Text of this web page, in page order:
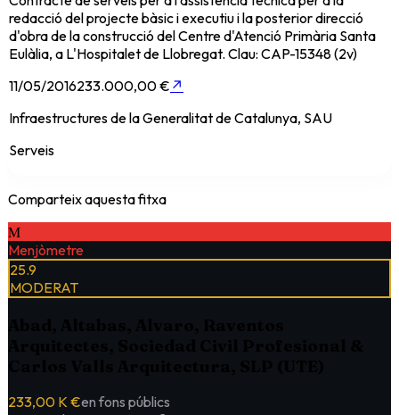
redacció del projecte bàsic i executiu i la posterior direcció
d'obra de la construcció del Centre d'Atenció Primària Santa
Eulàlia, a L'Hospitalet de Llobregat. Clau: CAP-15348 (2v)
11/05/2016233.000,00 € ↗
Infraestructures de la Generalitat de Catalunya, SAU
Serveis
Comparteix aquesta fitxa
M
Menjòmetre
25.9
MODERAT
233,00 K €en fons públics